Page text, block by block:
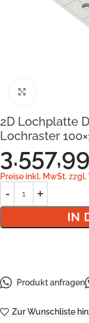
2D Lochplatte
Lochraster
3.557,99
Preise inkl. MwSt. zzgl.
IN
Produkt anfragen
Zur Wunschliste